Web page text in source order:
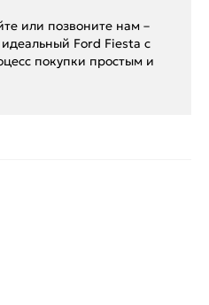
или позвоните нам –
Ford Fiesta с
покупки простым и